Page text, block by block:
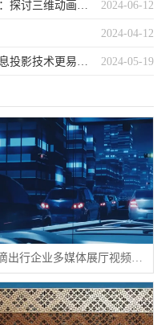
2024-06-12
2024-04-12
2024-05-19